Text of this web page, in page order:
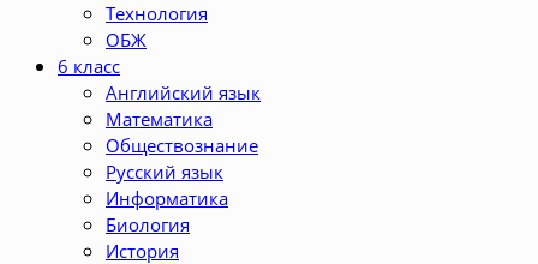
Технология
ОБЖ
6 класс
Английский язык
Математика
Обществознание
Русский язык
Информатика
Биология
История